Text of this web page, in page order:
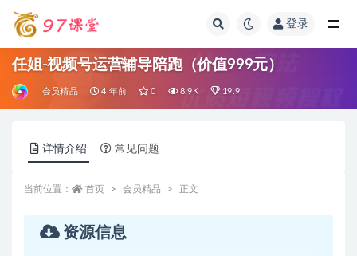
登录
任姐-视频号运营辅导陪跑（价值999元）
会员精品 4 年前 0 8.9K 19.9
详情介绍 常见问题
当前位置： 首页 会员精品 正文
资源信息